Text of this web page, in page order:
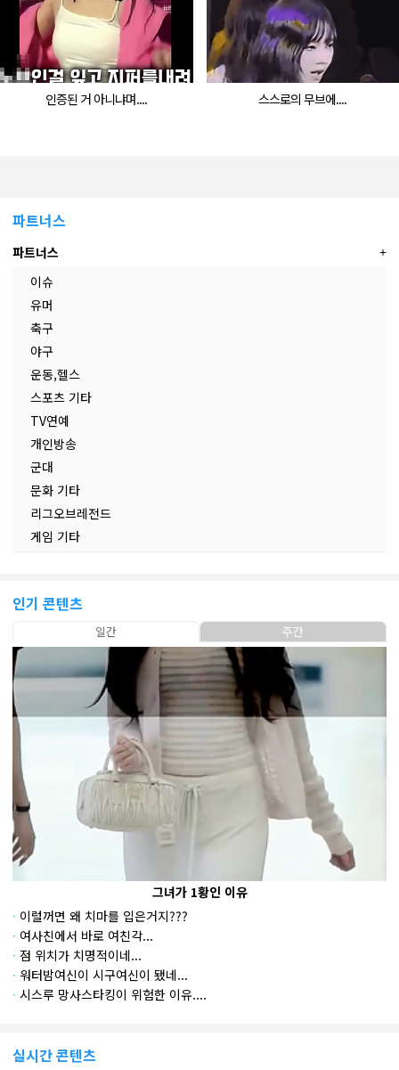
인증된 거 아니냐며.... 스스로의 무브에....
파트너스
파트너스
이슈
유머
축구
야구
운동,헬스
스포츠 기타
TV연예
개인방송
군대
문화 기타
리그오브레전드
게임 기타
인기 콘텐츠
일간 주간
그녀가 1황인 이유
· 이럴꺼면 왜 치마를 입은거지???
· 여사친에서 바로 여친각...
· 점 위치가 치명적이네...
· 워터밤여신이 시구여신이 됐네...
· 시스루 망사스타킹이 위험한 이유....
실시간 콘텐츠